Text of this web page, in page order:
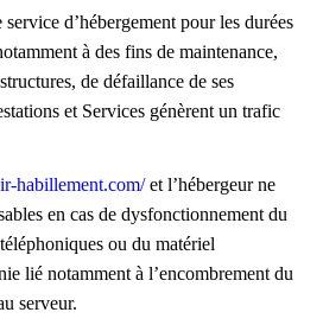
d’hébergement pour les durées
à des fins de maintenance,
de défaillance de ses
et Services génèrent un trafic
habillement.com/et l’hébergeur ne
en cas de dysfonctionnement du
ou du matériel
lié notamment à l’encombrement du
serveur.